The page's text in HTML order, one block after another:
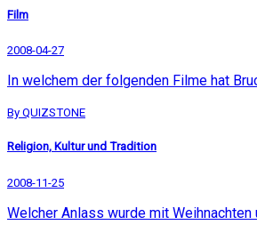
Film
2008-04-27
In welchem der folgenden Filme hat
By QUIZSTONE
Religion, Kultur und Tradition
2008-11-25
Welcher Anlass wurde mit